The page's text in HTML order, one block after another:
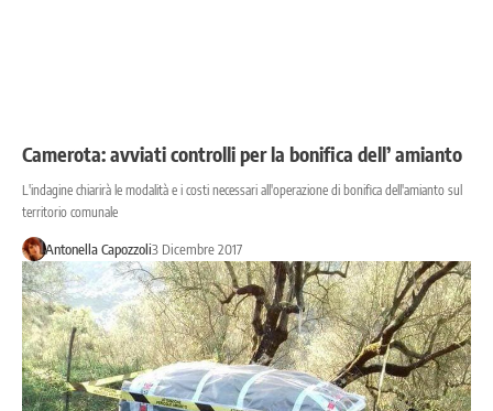
Camerota: avviati controlli per la bonifica dell’ amianto
L'indagine chiarirà le modalità e i costi necessari all'operazione di bonifica dell'amianto sul
territorio comunale
Antonella Capozzoli3 Dicembre 2017